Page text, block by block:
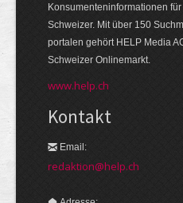
Konsumenten­informationen
Schweizer. Mit über 150
portalen gehört HELP Media
Schweizer Onlinemarkt.
www.help.ch
Kontakt
Email:
redaktion@help.ch